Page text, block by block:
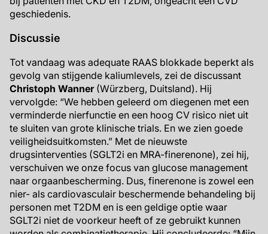
geschiedenis.
Discussie
Tot vandaag was adequate RAAS blokkade beperkt als
gevolg van stijgende kaliumlevels, zei de discussant
Christoph Wanner(Würzberg, Duitsland). Hij
vervolgde: “We hebben geleerd om diegenen met een
verminderde nierfunctie en een hoog CV risico niet uit
te sluiten van grote klinische trials. En we zien goede
veiligheidsuitkomsten.” Met de nieuwste
drugsinterventies (SGLT2i en MRA-finerenone), zei hij,
verschuiven we onze focus van glucose management
naar orgaanbescherming. Dus, finerenone is zowel een
nier- als cardiovasculair beschermende behandeling bij
personen met T2DM en is een geldige optie waar
SGLT2i niet de voorkeur heeft of ze gebruikt kunnen